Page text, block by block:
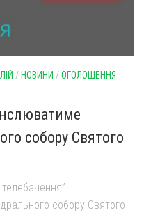
/ НОВИНИ /ОГОЛОШЕННЯ
собору Святого
собору Святого